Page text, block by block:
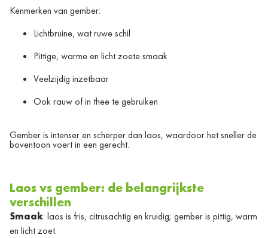
Kenmerken van gember:
Lichtbruine, wat ruwe schil
Pittige, warme en licht zoete smaak
Veelzijdig inzetbaar
Ook rauw of in thee te gebruiken
Gember is intenser en scherper dan laos, waardoor het sneller de
boventoon voert in een gerecht.
Laos vs gember: de belangrijkste
verschillen
Smaak: laos is fris, citrusachtig en kruidig; gember is pittig, warm
en licht zoet.